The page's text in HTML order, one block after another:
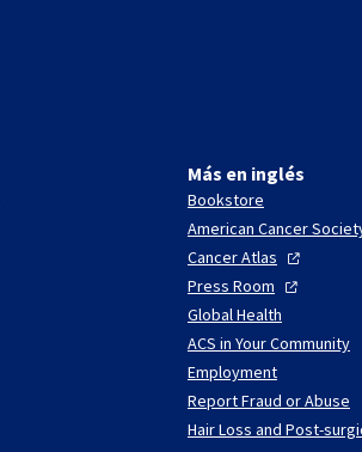
Más en inglés
Bookstore
American Cancer
CancerAtlas
Press Room
Global Health
ACS in Your Community
Employment
Report Fraud or Abuse
Hair Loss and Post-